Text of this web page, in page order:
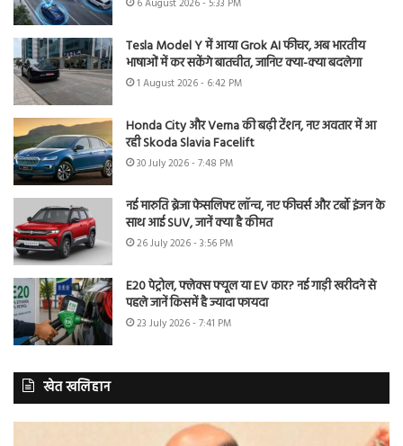
6 August 2026 - 5:33 PM
Tesla Model Y में आया Grok AI फीचर, अब भारतीय
भाषाओं में कर सकेंगे बातचीत, जानिए क्या-क्या बदलेगा
1 August 2026 - 6:42 PM
Honda City और Verna की बढ़ी टेंशन, नए अवतार में आ
रही Skoda Slavia Facelift
30 July 2026 - 7:48 PM
नई मारुति ब्रेजा फेसलिफ्ट लॉन्च, नए फीचर्स और टर्बो इंजन के
साथ आई SUV, जानें क्या है कीमत
26 July 2026 - 3:56 PM
E20 पेट्रोल, फ्लेक्स फ्यूल या EV कार? नई गाड़ी खरीदने से
पहले जानें किसमें है ज्यादा फायदा
23 July 2026 - 7:41 PM
खेत खलिहान